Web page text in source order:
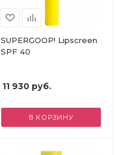
SUPERGOOP! Lipscreen
SPF 40
11 930руб.
В КОРЗИНУ